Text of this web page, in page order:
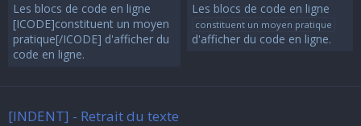
Les blocs de code en ligne
[ICODE]constituent un moyen
pratique[/ICODE] d'afficher du
code en ligne.
Les blocs de code en ligne
constituent un moyen pratique
d'afficher du code en ligne.
[INDENT] - Retrait du texte